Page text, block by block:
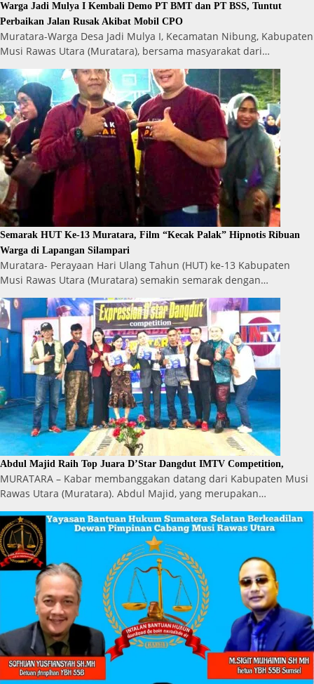
Warga Jadi Mulya I Kembali Demo PT BMT dan PT BSS, Tuntut
Perbaikan Jalan Rusak Akibat Mobil CPO
Muratara-Warga Desa Jadi Mulya I, Kecamatan Nibung, Kabupaten
Musi Rawas Utara (Muratara), bersama masyarakat dari…
Semarak HUT Ke-13 Muratara, Film “Kecak Palak” Hipnotis Ribuan
Warga di Lapangan Silampari
Muratara- Perayaan Hari Ulang Tahun (HUT) ke-13 Kabupaten
Musi Rawas Utara (Muratara) semakin semarak dengan…
Abdul Majid Raih Top Juara D’Star Dangdut IMTV Competition,
MURATARA – Kabar membanggakan datang dari Kabupaten Musi
Rawas Utara (Muratara). Abdul Majid, yang merupakan…